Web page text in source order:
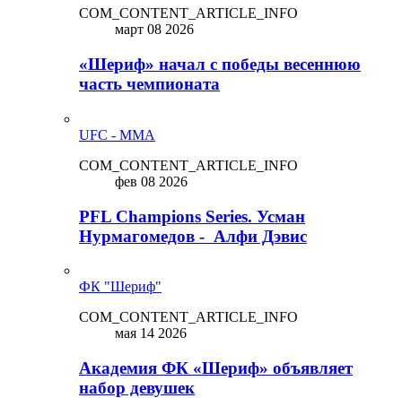
COM_CONTENT_ARTICLE_INFO
март 08 2026
«Шериф» начал с победы весеннюю
часть чемпионата
UFC - MMA
COM_CONTENT_ARTICLE_INFO
фев 08 2026
PFL Champions Series. Усман
Нурмагомедов - Алфи Дэвис
ФК "Шериф"
COM_CONTENT_ARTICLE_INFO
мая 14 2026
Академия ФК «Шериф» объявляет
набор девушек